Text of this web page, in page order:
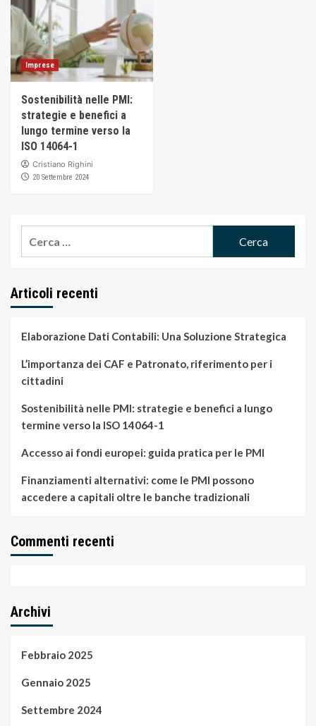
Imprese
Sostenibilità nelle PMI:
strategie e benefici a
lungo termine verso la
ISO 14064-1
Cristiano Righini
20 Settembre 2024
Articoli recenti
Elaborazione Dati Contabili: Una Soluzione Strategica
L’importanza dei CAF e Patronato, riferimento per i
cittadini
Sostenibilità nelle PMI: strategie e benefici a lungo
termine verso la ISO 14064-1
Accesso ai fondi europei: guida pratica per le PMI
Finanziamenti alternativi: come le PMI possono
accedere a capitali oltre le banche tradizionali
Commenti recenti
Archivi
Febbraio 2025
Gennaio 2025
Settembre 2024